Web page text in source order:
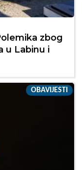
zbog
u Labinu i
OBAVIJESTI